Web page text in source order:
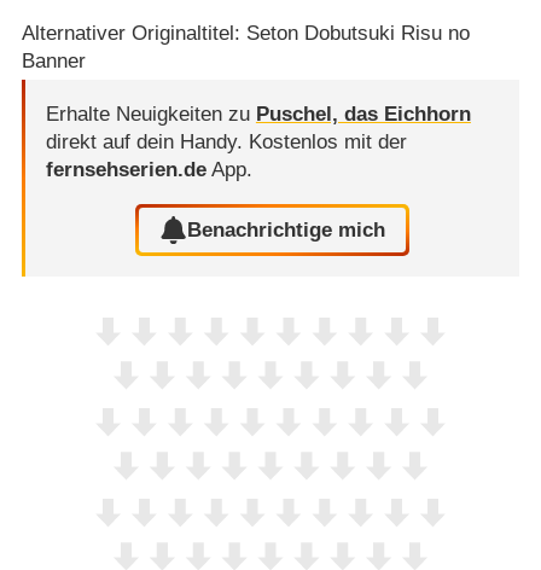
Alternativer Originaltitel: Seton Dobutsuki Risu no
Banner
Erhalte Neuigkeiten zu Puschel, das Eichhorn
direkt auf dein Handy. Kostenlos mit der
fernsehserien.deApp.
Benachrichtige mich